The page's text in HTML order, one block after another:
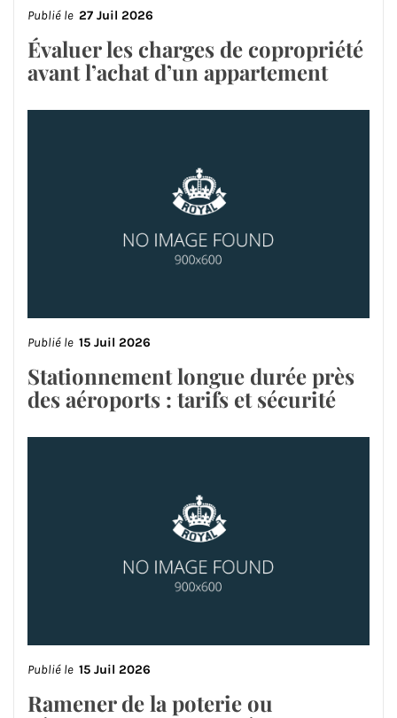
Publié le 27 Juil 2026
Évaluer les charges de copropriété
avant l’achat d’un appartement
Publié le 15 Juil 2026
Stationnement longue durée près
des aéroports : tarifs et sécurité
Publié le 15 Juil 2026
Ramener de la poterie ou